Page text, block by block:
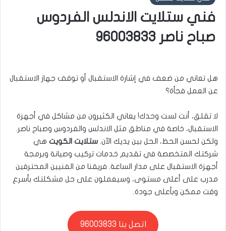
فني ستلايت الاندلس الفردوس
صباح ناصر 96003833
هل تعاني من ضعف في إشارة الاستقبال أو توقف جهاز الاستقبال
عن العمل فجأة؟
لا تقلق، أنت لست وحدك! يعاني الكثيرون من مشاكل في أجهزة
الاستقبال، خاصة في مناطق مثل الاندلس والفردوس وصباح ناصر.
ولكن لحسن الحظ، الحل بين يديك الآن. ستلايت الكويت هي
شركتك المتخصصة في تقديم خدمات تركيب وصيانة وبرمجة
أجهزة الاستقبال على مدار الساعة. فريقنا من الفنيين المحترفين
مدرب على أعلى مستوى، وسيعملون على حل مشكلتك بأسرع
وقت ممكن وبأعلى جودة.
اتصل بنا 96003833